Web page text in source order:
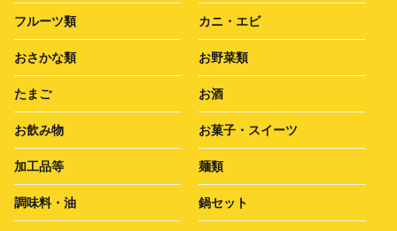
フルーツ類 カニ・エビ
おさかな類 お野菜類
たまご お酒
お飲み物 お菓子・スイーツ
加工品等 麺類
調味料・油 鍋セット